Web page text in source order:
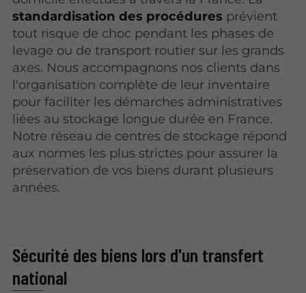
standardisation des procédures prévient
tout risque de choc pendant les phases de
levage ou de transport routier sur les grands
axes. Nous accompagnons nos clients dans
l'organisation complète de leur inventaire
pour faciliter les démarches administratives
liées au stockage longue durée en France.
Notre réseau de centres de stockage répond
aux normes les plus strictes pour assurer la
préservation de vos biens durant plusieurs
années.
Sécurité des biens lors d'un transfert
national